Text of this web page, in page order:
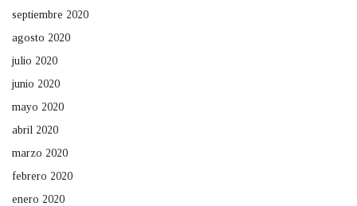
septiembre 2020
agosto 2020
julio 2020
junio 2020
mayo 2020
abril 2020
marzo 2020
febrero 2020
enero 2020